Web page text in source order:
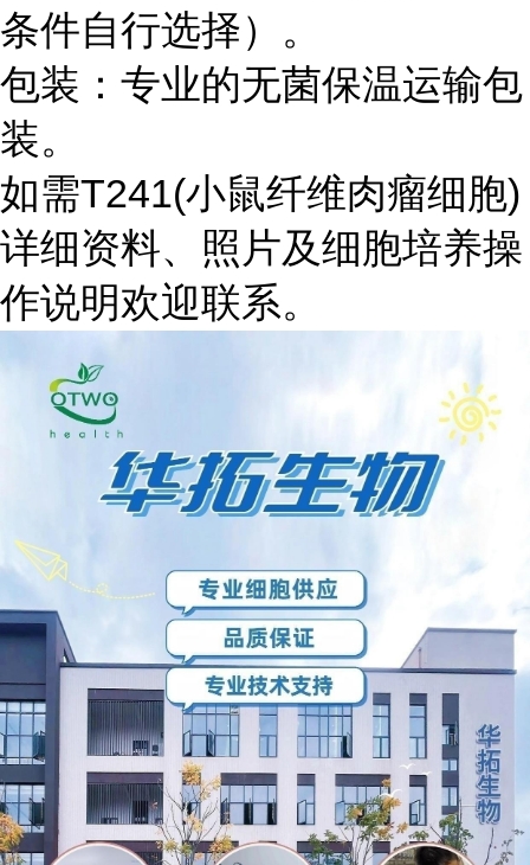
条件自行选择）。
包装：专业的无菌保温运输包
装。
如需T241(小鼠纤维肉瘤细胞)
详细资料、照片及细胞培养操
作说明欢迎联系。